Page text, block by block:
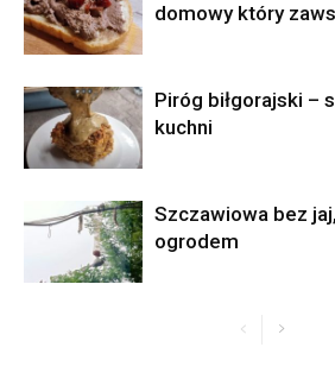
domowy który
Piróg biłgorajski –
kuchni
Szczawiowa bez
ogrodem